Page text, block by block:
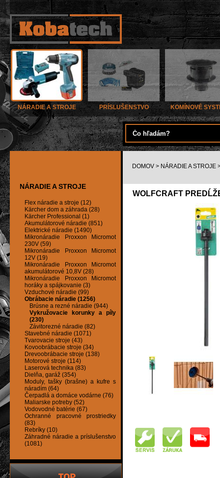
NÁRADIE A STROJE PRÍSLUŠENSTVO KOMÍNOVÉ
NÁRADIE A STROJE
Flex náradie a stroje (12)
Kärcher dom a záhrada (28)
Kärcher Professional (1)
Akumulátorové náradie (851)
Elektrické náradie (1490)
Mikronáradie Proxxon Micromot
230V (59)
Mikronáradie Proxxon Micromot
12V (19)
Mikronáradie Proxxon Micromot
akumulátorové 10,8V (28)
Mikronáradie Proxxon Micromot
horáky a spájkovanie (3)
Vzduchové náradie (99)
Obrábacie náradie (1256)
Brúsne a rezné náradie (944)
Vykružovacie korunky a píly
(230)
Závitorezné náradie (82)
Stavebné náradie (1071)
Tvarovacie stroje (43)
Kovoobrábacie stroje (34)
Drevoobrábacie stroje (138)
Motorové stroje (114)
Laserová technika (83)
Dielňa, garáž (354)
Moduly, tašky (brašne) a kufre s
náradím (64)
Čerpadlá a domáce vodárne (76)
Maliarske potreby (52)
Vodovodné batérie (67)
Ochranné pracovné prostriedky
(83)
Rebríky (10)
Záhradné náradie a príslušenstvo
(1081)
DOMOV > NÁRADIE A STROJE
WOLFCRAFT